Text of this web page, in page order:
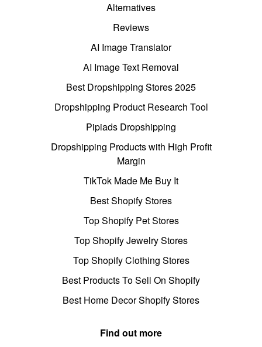
Alternatives
Reviews
AI Image Translator
AI Image Text Removal
Best Dropshipping Stores 2025
Dropshipping Product Research Tool
Pipiads Dropshipping
Dropshipping Products with High Profit
Margin
TikTok Made Me Buy It
Best Shopify Stores
Top Shopify Pet Stores
Top Shopify Jewelry Stores
Top Shopify Clothing Stores
Best Products To Sell On Shopify
Best Home Decor Shopify Stores
Find out more